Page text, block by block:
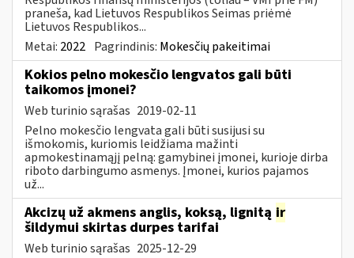
praneša, kad Lietuvos Respublikos Seimas priėmė
Lietuvos Respublikos...
Metai: 2022 Pagrindinis: Mokesčių pakeitimai
Kokios pelno mokesčio lengvatos gali būti
taikomos įmonei?
Web turinio sąrašas 2019-02-11
Pelno mokesčio lengvata gali būti susijusi su
išmokomis, kuriomis leidžiama mažinti
apmokestinamąjį pelną: gamybinei įmonei, kurioje dirba
riboto darbingumo asmenys. Įmonei, kurios pajamos
už...
Akcizų už akmens anglis, koksą, lignitą ir
šildymui skirtas durpes tarifai
Web turinio sąrašas 2025-12-29